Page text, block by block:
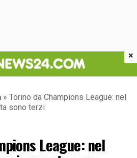
» Torino da Champions League: nel
sono terzi
League: nel
×